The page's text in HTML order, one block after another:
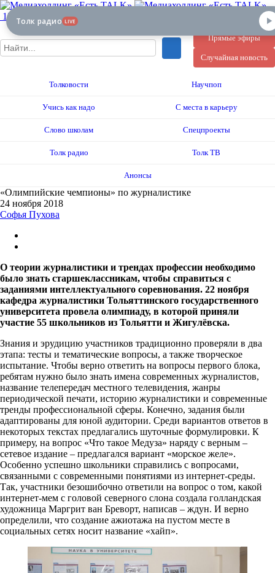
12+
Прямые эфиры
Случайная новость
Толковости Научпоп
Учись как надо С места в карьеру
Слово школам Спецпроекты
Толк радио Толк ТВ
Анонсы
«Олимпийские чемпионы» по журналистике
24 ноября 2018
Софья Пухова
О теории журналистики и трендах профессии необходимо
было знать старшеклассникам, чтобы справиться с
заданиями интеллектуального соревнования. 22 ноября
кафедра журналистики Тольяттинского государственного
университета провела олимпиаду, в которой приняли
участие 55 школьников из Тольятти и Жигулёвска.
Знания и эрудицию участников традиционно проверяли в два
этапа: тесты и тематические вопросы, а также творческое
испытание. Чтобы верно ответить на вопросы первого блока,
ребятам нужно было знать имена современных журналистов,
название телепередач местного телевидения, жанры
периодической печати, историю журналистики и современные
тренды профессиональной сферы. Конечно, задания были
адаптированы для юной аудитории. Среди вариантов ответов в
некоторых текстах предлагались шуточные формулировки. К
примеру, на вопрос «Что такое Медуза» наряду с верным –
сетевое издание – предлагался вариант «морское желе».
Особенно успешно школьники справились с вопросами,
связанными с современными понятиями из интернет-среды.
Так, участники безошибочно ответили на вопрос о том, какой
интернет-мем с головой северного слона создала голландская
художница Маргрит ван Бреворт, написав – ждун. И верно
определили, что создание ажиотажа на пустом месте в
социальных сетях носит название «хайп».
Толк радио LIVE